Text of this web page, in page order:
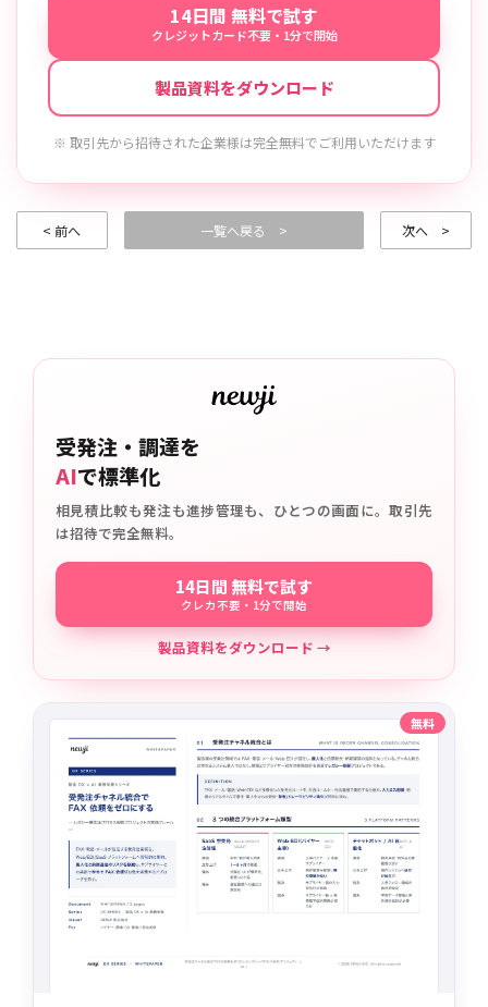
14日間 無料で試す
クレジットカード不要・1分で開始
製品資料をダウンロード
※ 取引先から招待された企業様は完全無料でご利用いただけます
< 前へ 一覧へ戻る > 次へ >
受発注・調達を
AIで標準化
相見積比較も発注も進捗管理も、ひとつの画面に。取引先
は招待で完全無料。
14日間 無料で試す
クレカ不要・1分で開始
製品資料をダウンロード →
無料